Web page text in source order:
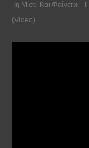
Τη Μισεί Και Φαίνεται -
(Video)